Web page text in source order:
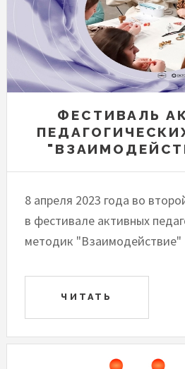
ФЕСТИВАЛЬ
8 апреля 2023 года во
в фестивале активных
методик "Взаимодействие"
ЧИТАТЬ